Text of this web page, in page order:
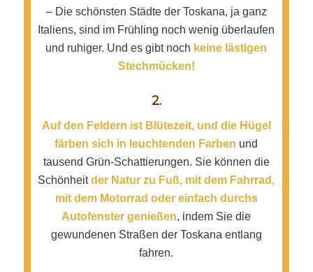
– Die schönsten Städte der Toskana, ja ganz
Italiens, sind im Frühling noch wenig überlaufen
und ruhiger. Und es gibt noch keine lästigen
Stechmücken!
2.
Auf den Feldern ist Blütezeit, und die Hügel
färben sich in leuchtenden Farben und
tausend Grün-Schattierungen. Sie können die
Schönheitder Natur zu Fuß, mit dem Fahrrad,
mit dem Motorrad oder einfach durchs
Autofenster genießen, indem Sie die
gewundenen Straßen der Toskana entlang
fahren.